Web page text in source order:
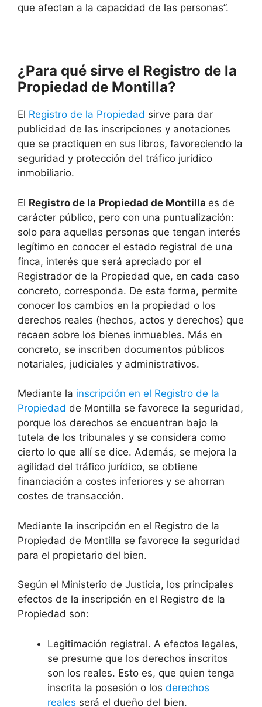
que afectan a la capacidad de las personas”.
¿Para qué sirve el Registro de la
Propiedad de Montilla?
El Registro de la Propiedad sirve para dar
publicidad de las inscripciones y anotaciones
que se practiquen en sus libros, favoreciendo la
seguridad y protección del tráfico jurídico
inmobiliario.
El Registro de la Propiedad de Montilla es de
carácter público, pero con una puntualización:
solo para aquellas personas que tengan interés
legítimo en conocer el estado registral de una
finca, interés que será apreciado por el
Registrador de la Propiedad que, en cada caso
concreto, corresponda. De esta forma, permite
conocer los cambios en la propiedad o los
derechos reales (hechos, actos y derechos) que
recaen sobre los bienes inmuebles. Más en
concreto, se inscriben documentos públicos
notariales, judiciales y administrativos.
Mediante la inscripción en el Registro de la
Propiedad de Montilla se favorece la seguridad,
porque los derechos se encuentran bajo la
tutela de los tribunales y se considera como
cierto lo que allí se dice. Además, se mejora la
agilidad del tráfico jurídico, se obtiene
financiación a costes inferiores y se ahorran
costes de transacción.
Mediante la inscripción en el Registro de la
Propiedad de Montilla se favorece la seguridad
para el propietario del bien.
Según el Ministerio de Justicia, los principales
efectos de la inscripción en el Registro de la
Propiedad son:
Legitimación registral. A efectos legales,
se presume que los derechos inscritos
son los reales. Esto es, que quien tenga
inscrita la posesión o los derechos
reales será el dueño del bien.